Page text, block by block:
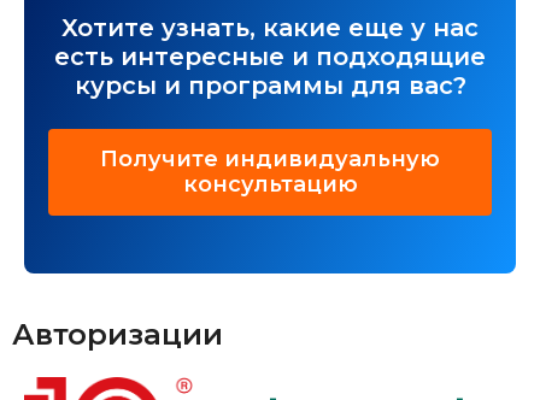
Хотите узнать, какие еще у нас
есть интересные и подходящие
курсы и программы для вас?
Получите индивидуальную
консультацию
Авторизации